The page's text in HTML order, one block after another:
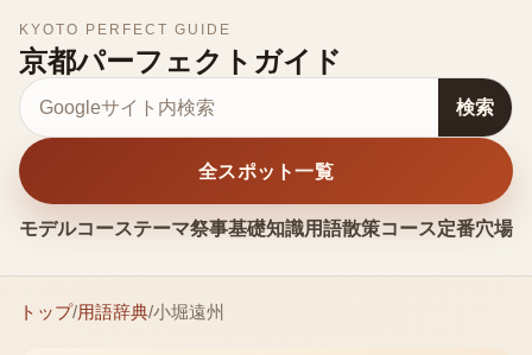
KYOTO PERFECT GUIDE
京都パーフェクトガイド
モデルコーステーマ祭事基礎知識用語散策コース定番穴場
サイト内検索
検索
全スポット一覧
トップ/用語辞典/小堀遠州